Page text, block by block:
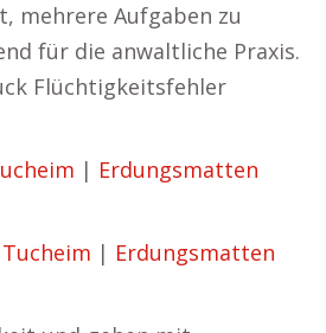
mehrere Aufgaben zu
für die anwaltliche Praxis.
Flüchtigkeitsfehler
| Erdungsmatten
| Erdungsmatten